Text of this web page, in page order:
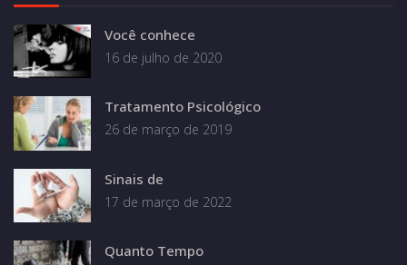
Você conhece
16 de julho de 2020
Tratamento Psicológico
26 de março de 2019
Sinais de
17 de março de 2022
Quanto Tempo